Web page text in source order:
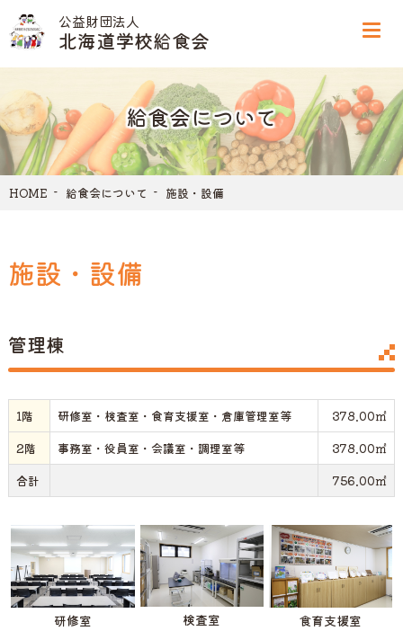
公益財団法人
北海道学校給食会
給食会について
HOME 給食会について 施設・設備
施設・設備
管理棟
1階 研修室・検査室・食育支援室・倉庫管理室等
378.00㎡
2階
事務室・役員室・会議室・調理室等
378.00㎡
合計
756.00㎡
研修室 検査室 食育支援室